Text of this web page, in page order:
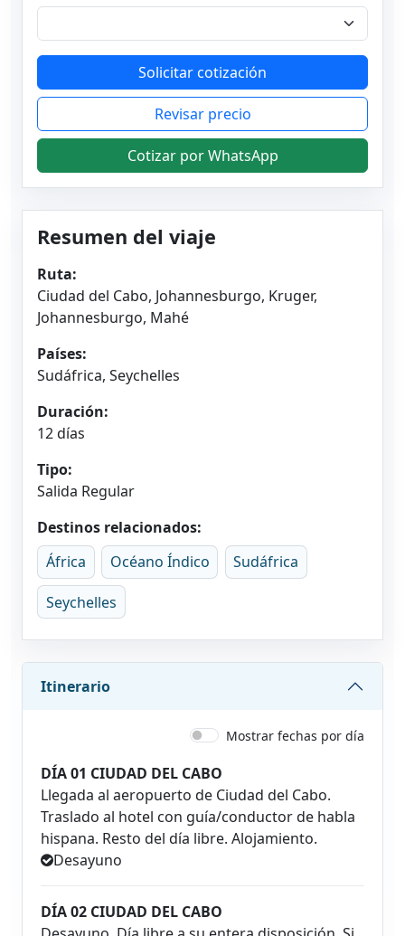
Resumen del viaje
Ruta:
Ciudad del Cabo, Johannesburgo, Kruger,
Johannesburgo, Mahé
Países:
Sudáfrica, Seychelles
Duración:
12 días
Tipo:
Salida Regular
Destinos relacionados:
África
Océano Índico Sudáfrica
Seychelles
Itinerario
Mostrar fechas por día
DÍA 01 CIUDAD DEL CABO
Llegada al aeropuerto de Ciudad del Cabo.
Traslado al hotel con guía/conductor de habla
hispana. Resto del día libre. Alojamiento.
Desayuno
DÍA 02 CIUDAD DEL CABO
Solicitar cotización
Revisar precio
Cotizar por WhatsApp